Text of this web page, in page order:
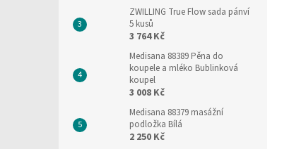
ZWILLING True Flow sada pánví
5 kusů
3 764 Kč
Medisana 88389 Pěna do
koupele a mléko Bublinková
koupel
3 008 Kč
Medisana 88379 masážní
podložka Bílá
2 250 Kč